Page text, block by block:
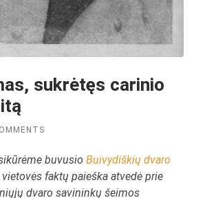
sukrėtęs carinio
buvusioBuivydiškių dvaro
faktų paieška atvedė prie
dvaro savininkų šeimos